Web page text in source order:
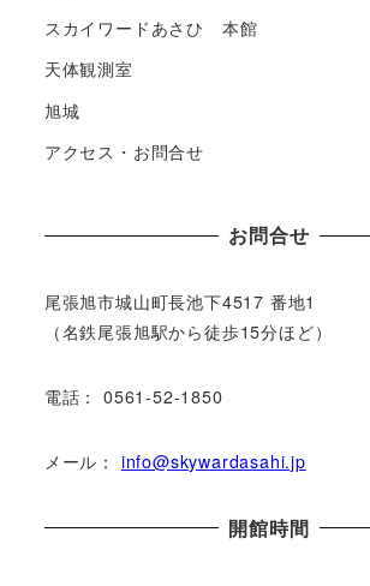
スカイワードあさひ 本館
天体観測室
旭城
アクセス・お問合せ
お問合せ
尾張旭市城⼭町⻑池下4517 番地1
（名鉄尾張旭駅から徒歩15分ほど）
電話： 0561-52-1850
メール： info@skywardasahi.jp
開館時間